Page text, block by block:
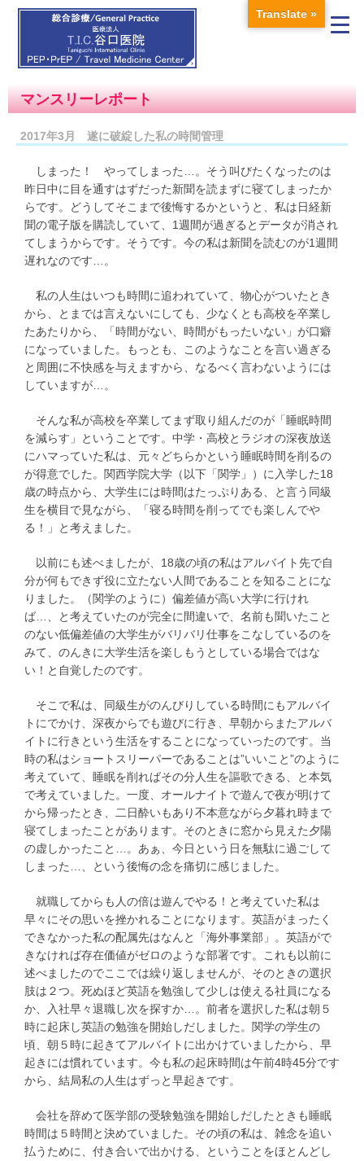
マンスリーレポート
2017年3月 遂に破綻した私の時間管理
しまった！ やってしまった…。そう叫びたくなったのは
昨日中に目を通すはずだった新聞を読まずに寝てしまったか
らです。どうしてそこまで後悔するかというと、私は日経新
聞の電子版を購読していて、1週間が過ぎるとデータが消され
てしまうからです。そうです。今の私は新聞を読むのが1週間
遅れなのです…。
私の人生はいつも時間に追われていて、物心がついたとき
から、とまでは言えないにしても、少なくとも高校を卒業し
たあたりから、「時間がない、時間がもったいない」が口癖
になっていました。もっとも、このようなことを言い過ぎる
と周囲に不快感を与えますから、なるべく言わないようには
していますが…。
そんな私が高校を卒業してまず取り組んだのが「睡眠時間
を減らす」ということです。中学・高校とラジオの深夜放送
にハマっていた私は、元々どちらかという睡眠時間を削るの
が得意でした。関西学院大学（以下「関学」）に入学した18
歳の時点から、大学生には時間はたっぷりある、と言う同級
生を横目で見ながら、「寝る時間を削ってでも楽しんでや
る！」と考えました。
以前にも述べましたが、18歳の頃の私はアルバイト先で自
分が何もできず役に立たない人間であることを知ることにな
りました。（関学のように）偏差値が高い大学に行けれ
ば…、と考えていたのが完全に間違いで、名前も聞いたこと
のない低偏差値の大学生がバリバリ仕事をこなしているのを
みて、のんきに大学生活を楽しもうとしている場合ではな
い！と自覚したのです。
そこで私は、同級生がのんびりしている時間にもアルバイ
トにでかけ、深夜からでも遊びに行き、早朝からまたアルバ
イトに行きという生活をすることになっていったのです。当
時の私はショートスリーパーであることは”いいこと”のように
考えていて、睡眠を削ればその分人生を謳歌できる、と本気
で考えていました。一度、オールナイトで遊んで夜が明けて
から帰ったとき、二日酔いもあり不本意ながら夕暮れ時まで
寝てしまったことがあります。そのときに窓から見えた夕陽
の虚しかったこと…。あぁ、今日という日を無駄に過ごして
しまった…、という後悔の念を痛切に感じました。
就職してからも人の倍は遊んでやる！と考えていた私は
早々にその思いを挫かれることになります。英語がまったく
できなかった私の配属先はなんと「海外事業部」。英語がで
きなければ存在価値がゼロのような部署です。これも以前に
述べましたのでここでは繰り返しませんが、そのときの選択
肢は２つ。死ぬほど英語を勉強して少しは使える社員になる
か、入社早々退職し次を探すか…。前者を選択した私は朝５
時に起床し英語の勉強を開始しだしました。関学の学生の
頃、朝５時に起きてアルバイトに出かけていましたから、早
起きには慣れています。今も私の起床時間は午前4時45分です
から、結局私の人生はずっと早起きです。
会社を辞めて医学部の受験勉強を開始しだしたときも睡眠
時間は５時間と決めていました。その頃の私は、雑念を追い
払うために、付き合いで出かける、ということをほとんどし
Translate »